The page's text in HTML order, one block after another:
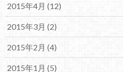
2015年4月 (12)
2015年3月 (2)
2015年2月 (4)
2015年1月 (5)